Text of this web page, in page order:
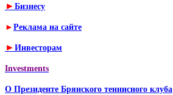
► Бизнесу
► Реклама на сайте
► Инвесторам
Investments
О Президенте Брянского теннисного клуба